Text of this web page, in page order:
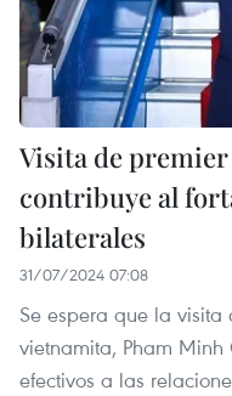
Visita de
contribuye al
bilaterales
31/07/2024 07:08
Se espera que la
vietnamita, Pham
efectivos a las